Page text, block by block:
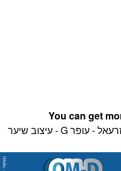
You can get
עיצוב שיער צפון - עיצוב שיער עמק יזרעאל - עופר G - עיצוב שיער